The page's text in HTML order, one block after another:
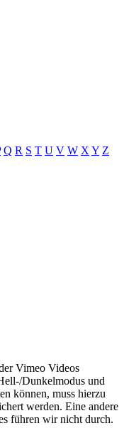
Q R S T U V W X Y Z
Vimeo Videos
Dunkelmodus und
können, muss hierzu
werden. Eine andere
führen wir nicht durch.